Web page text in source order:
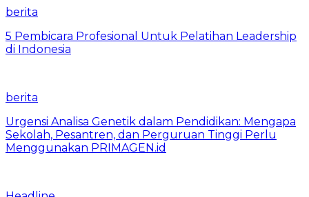
berita
5 Pembicara Profesional Untuk Pelatihan Leadership
di Indonesia
berita
Urgensi Analisa Genetik dalam Pendidikan: Mengapa
Sekolah, Pesantren, dan Perguruan Tinggi Perlu
Menggunakan PRIMAGEN.id